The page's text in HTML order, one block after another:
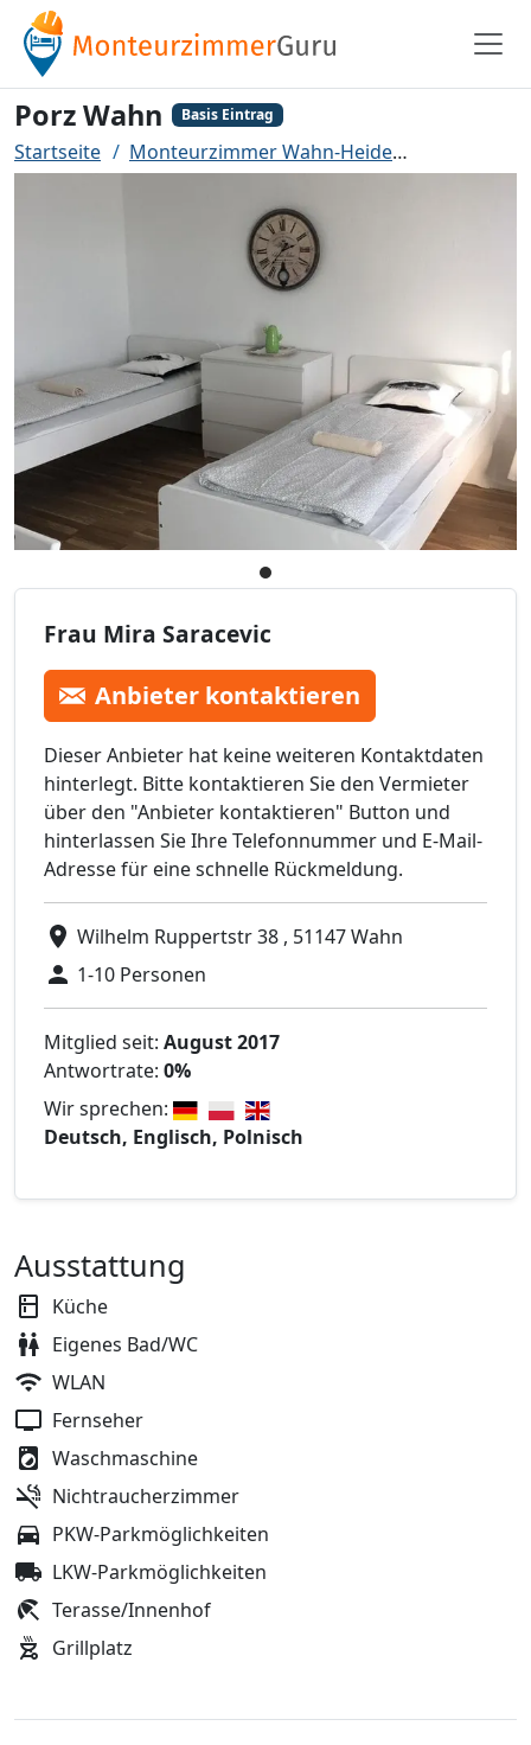
Porz Wahn Basis Eintrag
Startseite Monteurzimmer Wahn-Heide
Frau Mira Saracevic
Anbieter kontaktieren
Dieser Anbieter hat keine weiteren Kontaktdaten
hinterlegt. Bitte kontaktieren Sie den Vermieter
über den "Anbieter kontaktieren" Button und
hinterlassen Sie Ihre Telefonnummer und E-Mail-
Adresse für eine schnelle Rückmeldung.
Wilhelm Ruppertstr 38 , 51147 Wahn
1-10 Personen
Mitglied seit: August 2017
Antwortrate: 0%
Wir sprechen:
Deutsch, Englisch, Polnisch
Ausstattung
Küche
Eigenes Bad/WC
WLAN
Fernseher
Waschmaschine
Nichtraucherzimmer
PKW-Parkmöglichkeiten
LKW-Parkmöglichkeiten
Terasse/Innenhof
Grillplatz